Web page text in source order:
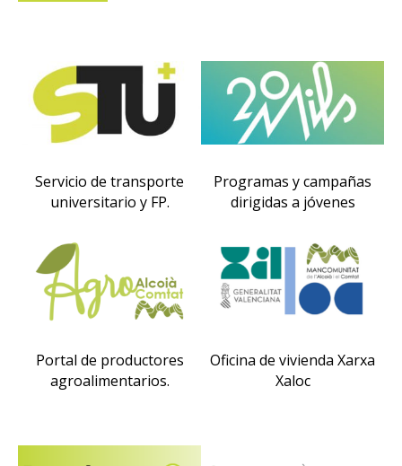
Servicio de transporte
universitario y FP.
Programas y campañas
dirigidas a jóvenes
Portal de productores
agroalimentarios.
Oficina de vivienda Xarxa
Xaloc